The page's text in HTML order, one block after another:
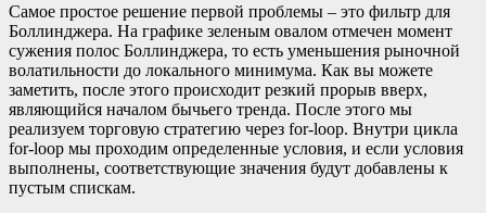
Самое простое решение первой проблемы – это фильтр для
Боллинджера. На графике зеленым овалом отмечен момент
сужения полос Боллинджера, то есть уменьшения рыночной
волатильности до локального минимума. Как вы можете
заметить, после этого происходит резкий прорыв вверх,
являющийся началом бычьего тренда. После этого мы
реализуем торговую стратегию через for-loop. Внутри цикла
for-loop мы проходим определенные условия, и если условия
выполнены, соответствующие значения будут добавлены к
пустым спискам.